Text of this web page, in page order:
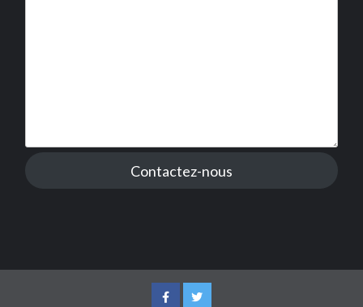
Contactez-nous